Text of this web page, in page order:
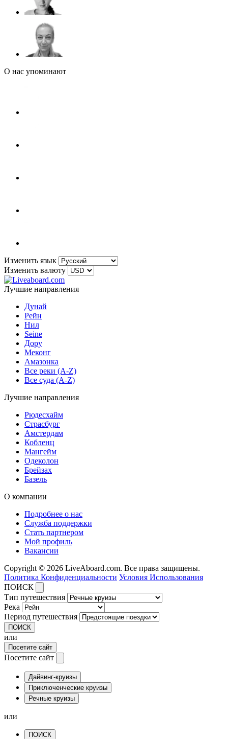
О нас упоминают
Изменить язык
Изменить валюту
Лучшие направления
Дунай
Рейн
Нил
Seine
Дору
Меконг
Амазонка
Все реки (A-Z)
Все суда (A-Z)
Лучшие направления
Рюдесхайм
Страсбург
Амстердам
Кобленц
Мангейм
Одеколон
Брейзах
Базель
О компании
Подробнее о нас
Служба поддержки
Стать партнером
Мой профиль
Вакансии
Copyright © 2026 LiveAboard.com. Все права защищены.
Политика Конфиденциальности Условия Использования
ПОИСК
Тип путешествия
Река
Период путешествия
ПОИСК
или
Посетите сайт
Посетите сайт
Дайвинг-круизы
Приключенческие круизы
Речные круизы
или
ПОИСК